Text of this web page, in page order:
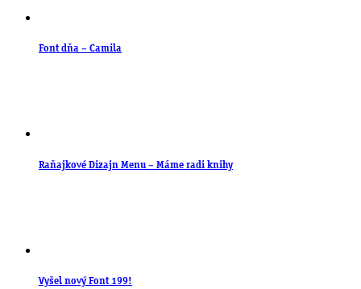
Font dňa – Camila
Raňajkové Dizajn Menu – Máme radi knihy
Vyšel nový Font 199!